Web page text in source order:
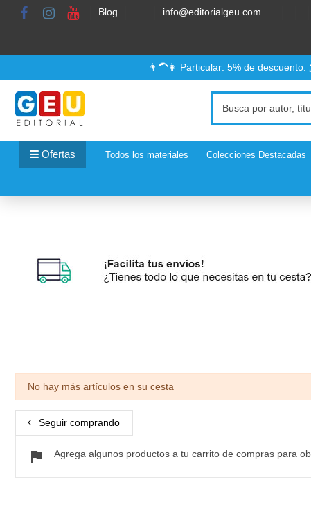
Blog info@editorialgeu.com
👨‍🦱👩 Particular: 5% de
Ofertas Todos los materiales Colecciones Destacadas
No hay más artículos en su cesta
Seguir comprando
flag Agrega algunos productos a tu carrito de compras para